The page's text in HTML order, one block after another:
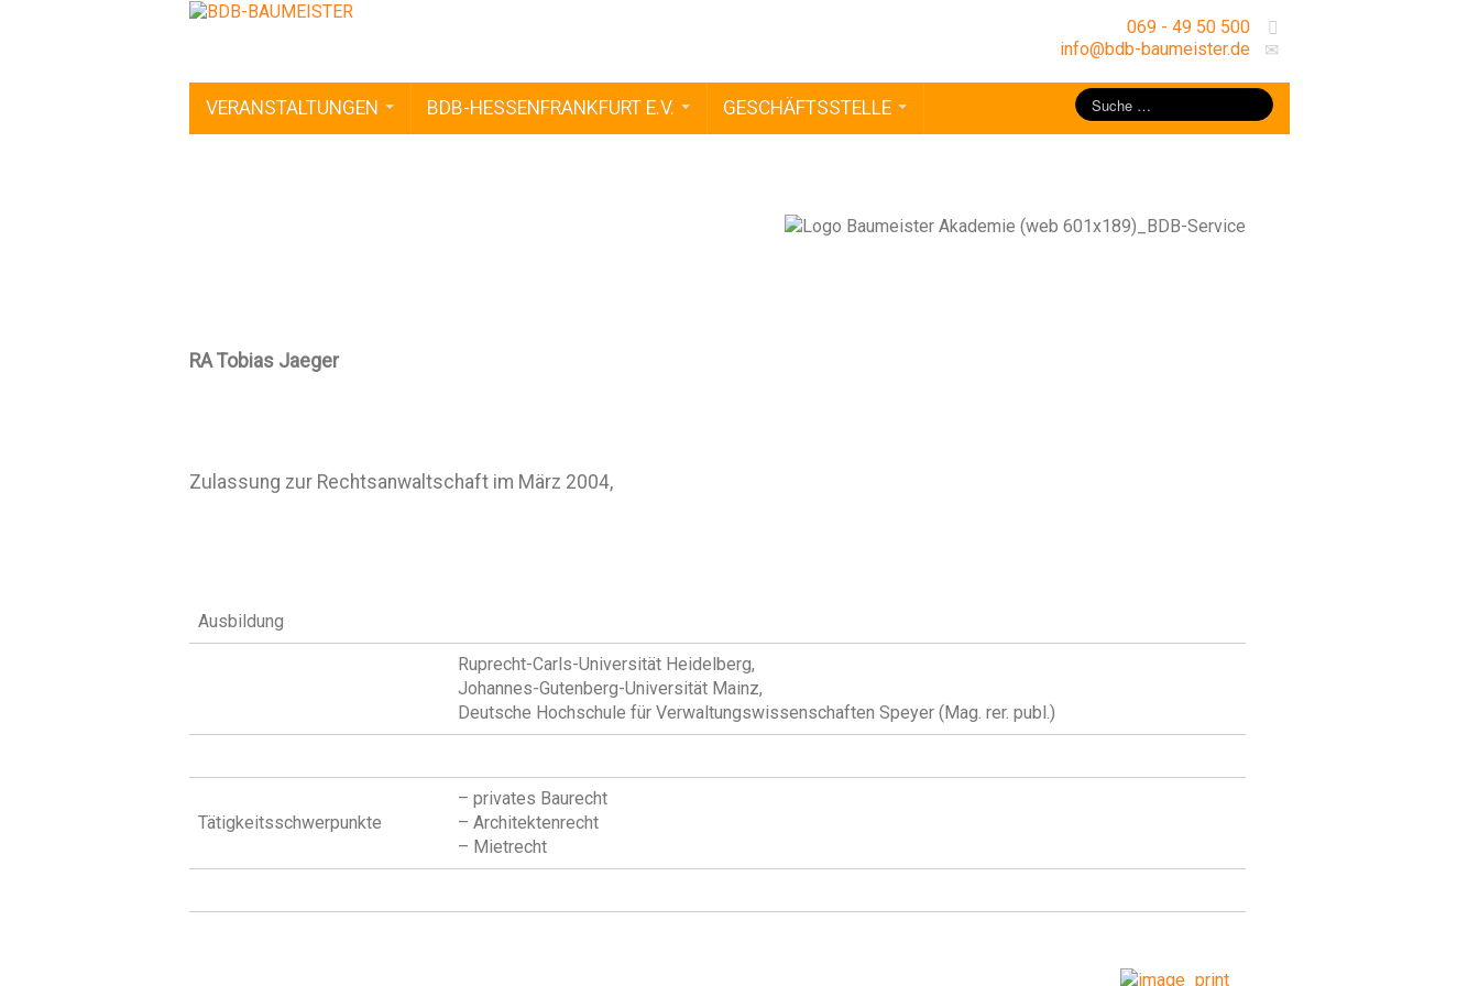
069 - 49 50 500
info@bdb-baumeister.de
VERANSTALTUNGEN BDB-HESSENFRANKFURT E.V. GESCHÄFTSSTELLE
RA Tobias Jaeger
Zulassung zur Rechtsanwaltschaft im März 2004,
Ausbildung
Ruprecht-Carls-Universität Heidelberg,
Johannes-Gutenberg-Universität Mainz,
Deutsche Hochschule für Verwaltungswissenschaften Speyer (Mag. rer. publ.)
Tätigkeitsschwerpunkte
– privates Baurecht
– Architektenrecht
– Mietrecht